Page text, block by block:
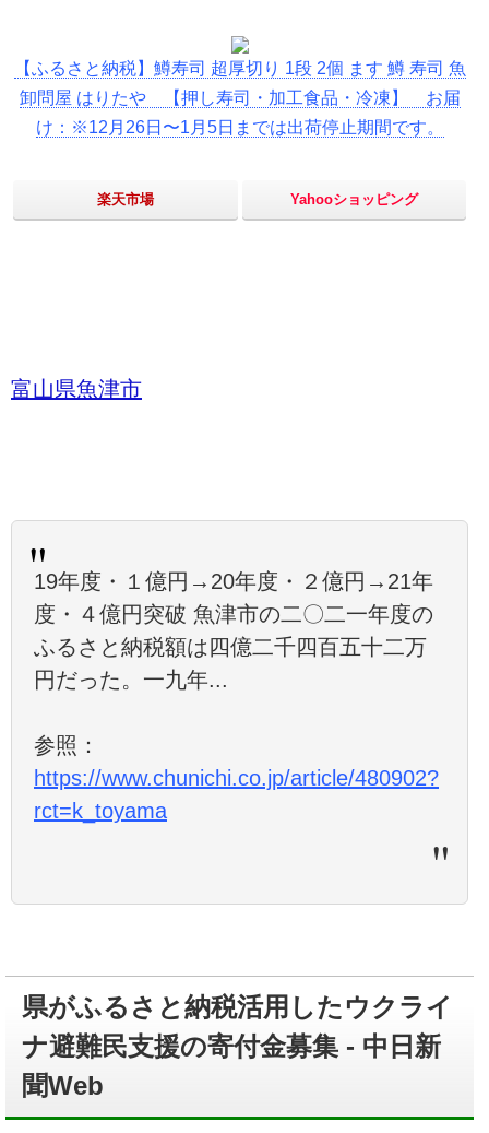
【ふるさと納税】鱒寿司 超厚切り 1段 2個 ます 鱒 寿司 魚
卸問屋 はりたや 【押し寿司・加工食品・冷凍】 お届
け：※12月26日〜1月5日までは出荷停止期間です。
楽天市場 Yahooショッピング
富山県魚津市
19年度・１億円→20年度・２億円→21年
度・４億円突破 魚津市の二〇二一年度の
ふるさと納税額は四億二千四百五十二万
円だった。一九年...
参照：
https://www.chunichi.co.jp/article/480902?
rct=k_toyama
県がふるさと納税活用したウクライ
ナ避難民支援の寄付金募集 - 中日新
聞Web